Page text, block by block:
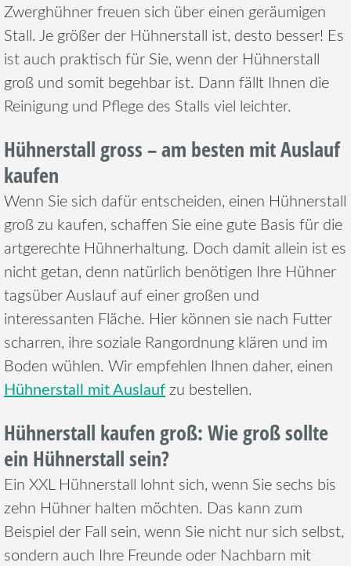
Zwerghühner freuen sich über einen geräumigen
Stall. Je größer der Hühnerstall ist, desto besser! Es
ist auch praktisch für Sie, wenn der Hühnerstall
groß und somit begehbar ist. Dann fällt Ihnen die
Reinigung und Pflege des Stalls viel leichter.
Hühnerstall gross – am besten mit Auslauf
kaufen
Wenn Sie sich dafür entscheiden, einen Hühnerstall
groß zu kaufen, schaffen Sie eine gute Basis für die
artgerechte Hühnerhaltung. Doch damit allein ist es
nicht getan, denn natürlich benötigen Ihre Hühner
tagsüber Auslauf auf einer großen und
interessanten Fläche. Hier können sie nach Futter
scharren, ihre soziale Rangordnung klären und im
Boden wühlen. Wir empfehlen Ihnen daher, einen
Hühnerstall mit Auslaufzu bestellen.
Hühnerstall kaufen groß: Wie groß sollte
ein Hühnerstall sein?
Ein XXL Hühnerstall lohnt sich, wenn Sie sechs bis
zehn Hühner halten möchten. Das kann zum
Beispiel der Fall sein, wenn Sie nicht nur sich selbst,
sondern auch Ihre Freunde oder Nachbarn mit